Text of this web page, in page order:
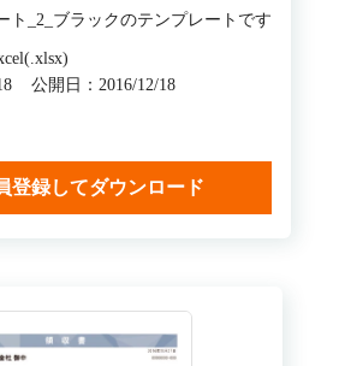
ト_2_ブラックのテンプレートです
公開日：2016/12/18
登録してダウンロード